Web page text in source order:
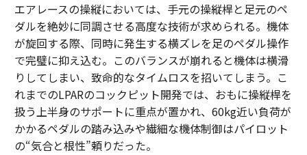
エアレースの操縦においては、手元の操縦桿と足元のペ
ダルを絶妙に同調させる高度な技術が求められる。機体
が旋回する際、同時に発生する横ズレを足のペダル操作
で完璧に抑え込む。このバランスが崩れると機体は横滑
りしてしまい、致命的なタイムロスを招いてしまう。こ
れまでのLPARのコックピット開発では、おもに操縦桿を
扱う上半身のサポートに重点が置かれ、60kg近い負荷が
かかるペダルの踏み込みや繊細な機体制御はパイロット
の“気合と根性”頼りだった。